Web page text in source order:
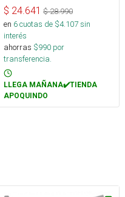
$ 24.641 $28.990
en 6cuotas de $4.107sin
interés
ahorras $990 por
transferencia.
LLEGA MAÑANA✔️TIENDA
APOQUINDO